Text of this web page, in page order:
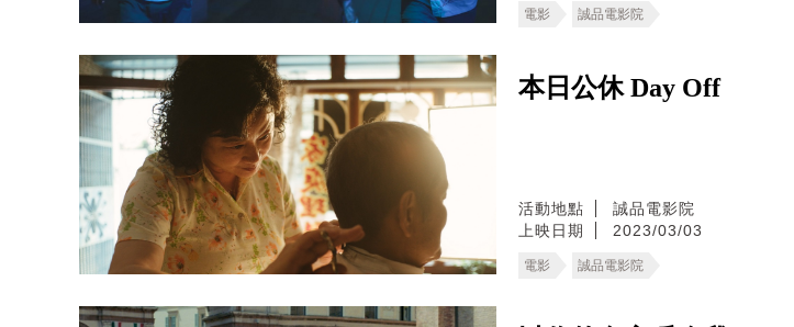
電影 誠品電影院
本日公休 Day Off
活動地點
誠品電影院
上映日期
2023/03/03
電影 誠品電影院